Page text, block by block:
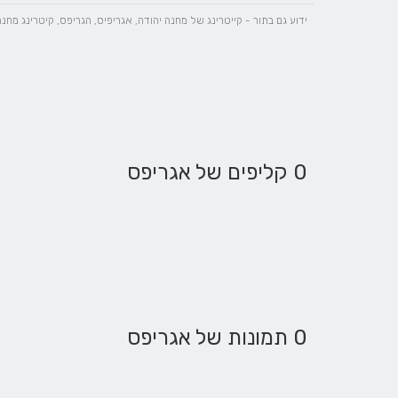
ידוע גם בתור - קייטרינג של מחנה יהודה, אגריפיס, הגריפס, קיטרינג
0 קליפים של אגריפס
0 תמונות של אגריפס